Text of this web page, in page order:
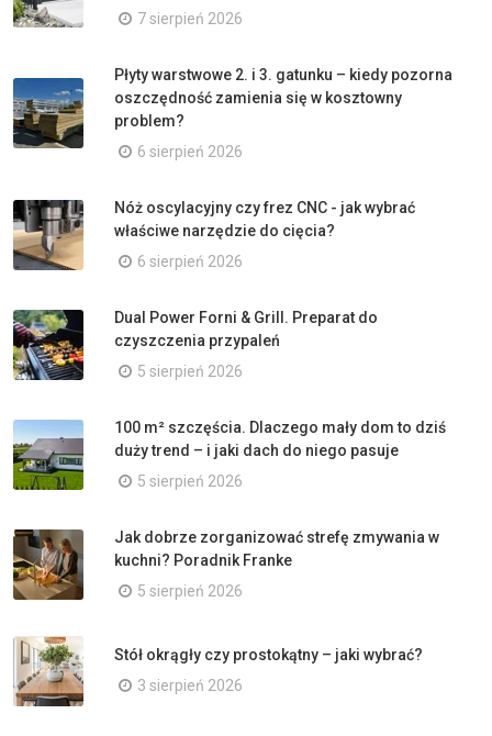
7 sierpień 2026
Płyty warstwowe 2. i 3. gatunku – kiedy pozorna
oszczędność zamienia się w kosztowny
problem?
6 sierpień 2026
Nóż oscylacyjny czy frez CNC - jak wybrać
właściwe narzędzie do cięcia?
6 sierpień 2026
Dual Power Forni & Grill. Preparat do
czyszczenia przypaleń
5 sierpień 2026
100 m² szczęścia. Dlaczego mały dom to dziś
duży trend – i jaki dach do niego pasuje
5 sierpień 2026
Jak dobrze zorganizować strefę zmywania w
kuchni? Poradnik Franke
5 sierpień 2026
Stół okrągły czy prostokątny – jaki wybrać?
3 sierpień 2026